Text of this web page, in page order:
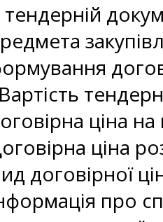
ціна
ціна
договірної
про